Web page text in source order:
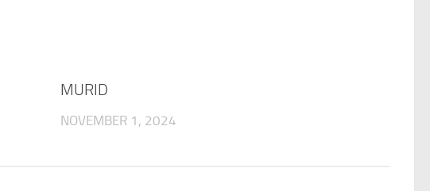
MURID
NOVEMBER 1, 2024